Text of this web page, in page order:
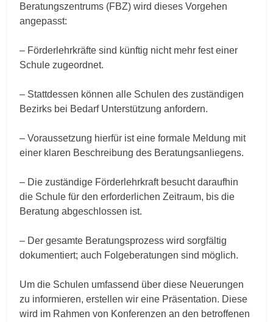
Beratungszentrums (FBZ) wird dieses Vorgehen
angepasst:
– Förderlehrkräfte sind künftig nicht mehr fest einer
Schule zugeordnet.
– Stattdessen können alle Schulen des zuständigen
Bezirks bei Bedarf Unterstützung anfordern.
– Voraussetzung hierfür ist eine formale Meldung mit
einer klaren Beschreibung des Beratungsanliegens.
– Die zuständige Förderlehrkraft besucht daraufhin
die Schule für den erforderlichen Zeitraum, bis die
Beratung abgeschlossen ist.
– Der gesamte Beratungsprozess wird sorgfältig
dokumentiert; auch Folgeberatungen sind möglich.
Um die Schulen umfassend über diese Neuerungen
zu informieren, erstellen wir eine Präsentation. Diese
wird im Rahmen von Konferenzen an den betroffenen